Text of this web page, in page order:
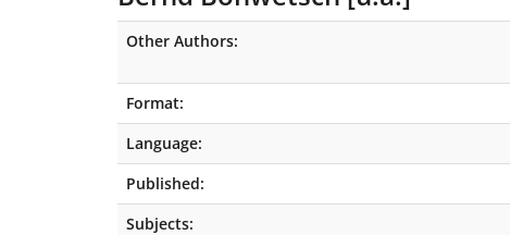
Bibliographic Details
Other Authors:
Format:
Language:
Published:
Subjects: